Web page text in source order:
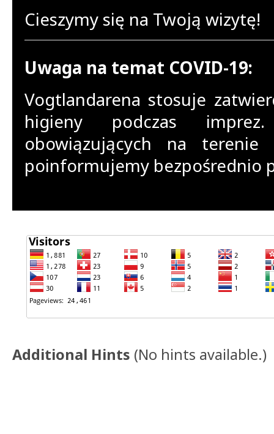
Cieszymy się na Twoją wizytę!
Uwaga na temat COVID-19:
Vogtlandarena stosuje
higieny podczas
obowiązujących na terenie
poinformujemy bezpośrednio
Additional Hints (No hints available.)